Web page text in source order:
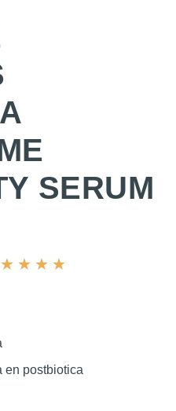
SERUM
★ ★ ★ ★
en postbiotica